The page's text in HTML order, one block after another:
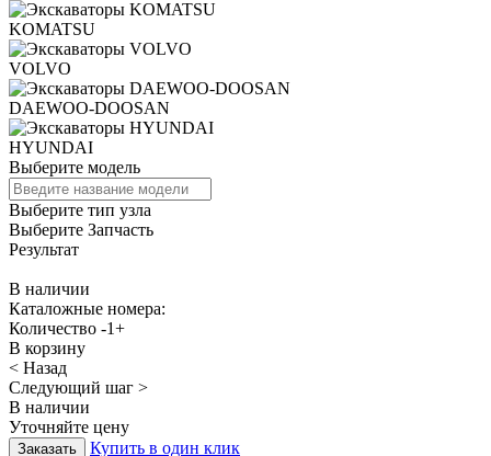
KOMATSU
VOLVO
DAEWOO-DOOSAN
HYUNDAI
Выберите модель
Выберите тип узла
Выберите Запчасть
Результат
В наличии
Каталожные номера:
Количество -1+
В корзину
< Назад
Следующий шаг >
В наличии
Уточняйте цену
Купить в один клик